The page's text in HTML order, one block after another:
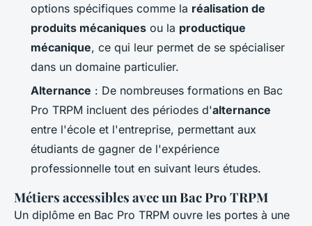
options spécifiques comme la réalisation de
produits mécaniques ou la productique
mécanique, ce qui leur permet de se spécialiser
dans un domaine particulier.
Alternance : De nombreuses formations en Bac
Pro TRPM incluent des périodes d'alternance
entre l'école et l'entreprise, permettant aux
étudiants de gagner de l'expérience
professionnelle tout en suivant leurs études.
Métiers accessibles avec un Bac Pro TRPM
Un diplôme en Bac Pro TRPM ouvre les portes à une